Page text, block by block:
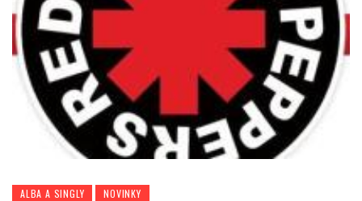
ALBA A SINGLY NOVINKY